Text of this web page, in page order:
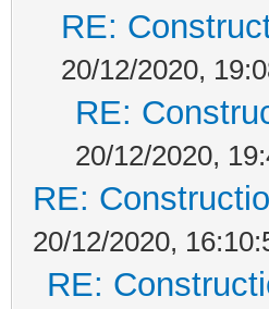
RE:
20/12/2020,
RE:
20/12/2020,
RE:
20/12/2020,
RE: